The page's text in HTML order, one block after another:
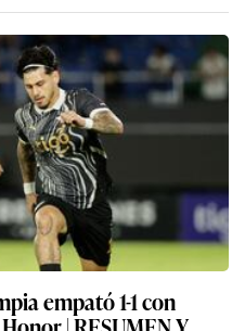
empató 1-1 con